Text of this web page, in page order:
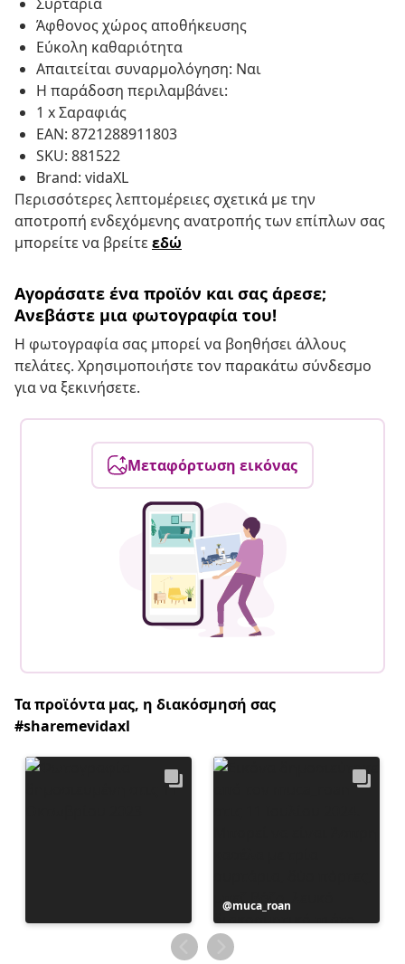
Άφθονος χώρος αποθήκευσης
Εύκολη καθαριότητα
Απαιτείται συναρμολόγηση: Ναι
Η παράδοση περιλαμβάνει:
1 x Σαραφιάς
EAN: 8721288911803
SKU: 881522
Brand: vidaXL
Περισσότερες λεπτομέρειες σχετικά με την
αποτροπή ενδεχόμενης ανατροπής των επίπλων σας
μπορείτε να βρείτεεδώ
Αγοράσατε ένα προϊόν και σας άρεσε;
Ανεβάστε μια φωτογραφία του!
Η φωτογραφία σας μπορεί να βοηθήσει άλλους
πελάτες. Χρησιμοποιήστε τον παρακάτω σύνδεσμο
για να ξεκινήσετε.
Μεταφόρτωση εικόνας
Τα προϊόντα μας, η διακόσμησή σας
#sharemevidaxl
Η
ανάρτηση
δημοσιεύθηκε
από
muca_roan